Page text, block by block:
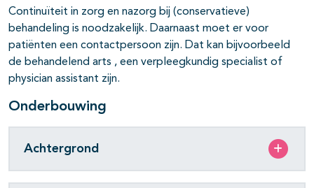
Continuïteit in zorg en nazorg bij (conservatieve)
behandeling is noodzakelijk. Daarnaast moet er voor
patiënten een contactpersoon zijn. Dat kan bijvoorbeeld
de behandelend arts , een verpleegkundig specialist of
physician assistant zijn.
Onderbouwing
Achtergrond